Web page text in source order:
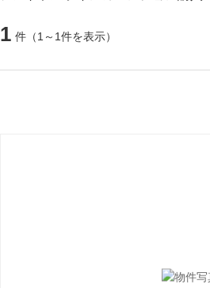
1 件 （1～1件を表示）